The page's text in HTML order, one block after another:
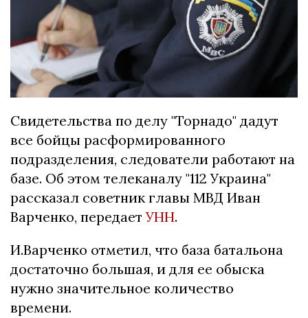
Свидетельства по делу "Торнадо" дадут
все бойцы расформированного
подразделения, следователи работают на
базе. Об этом телеканалу "112 Украина"
рассказал советник главы МВД Иван
Варченко, передаетУНН.
И.Варченко отметил, что база батальона
достаточно большая, и для ее обыска
нужно значительное количество
времени.